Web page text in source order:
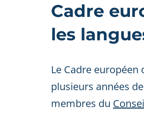
Cadre
les
Le Cadre européen
plusieurs années
membres du